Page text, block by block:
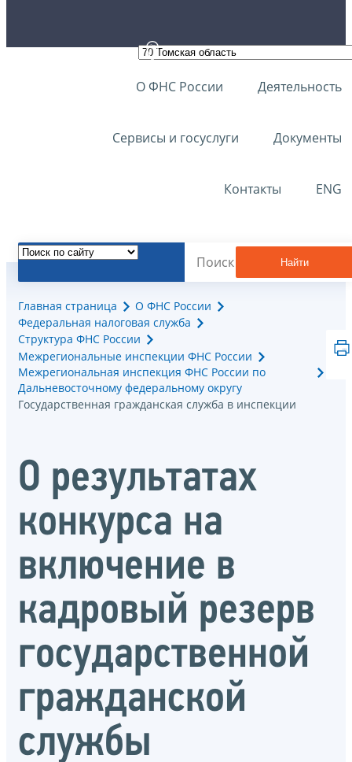
О ФНС России Деятельность
Сервисы и госуслуги Документы
Контакты ENG
Найти
Главная страница
О ФНС России
Федеральная налоговая служба
Структура ФНС России
Межрегиональные инспекции ФНС России
Межрегиональная инспекция ФНС России по
Дальневосточному федеральному округу
Государственная гражданская служба в инспекции
О результатах
конкурса на
включение в
кадровый резерв
государственной
гражданской
службы